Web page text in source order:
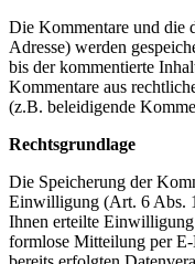
Die Kommentare und die
Adresse) werden
bis der kommentierte
Kommentare aus
(z.B. beleidigende
Rechtsgrundlage
Die Speicherung der
Einwilligung (Art. 6 Abs.
Ihnen erteilte
formlose Mitteilung per